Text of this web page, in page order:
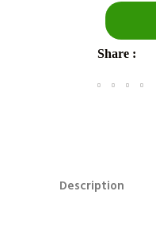
Share :
Description